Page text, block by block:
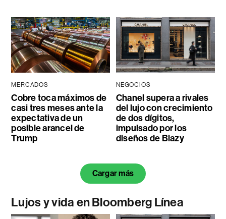
MERCADOS
Cobre toca máximos de
casi tres meses ante la
expectativa de un
posible arancel de
Trump
NEGOCIOS
Chanel supera a rivales
del lujo con crecimiento
de dos dígitos,
impulsado por los
diseños de Blazy
Cargar más
Lujos y vida en Bloomberg Línea